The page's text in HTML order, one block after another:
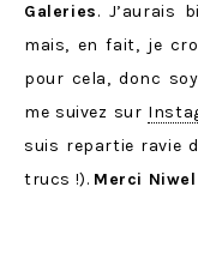
Galeries. J’aurais
mais, en fait, je
pour cela, donc
me suivez sur
suis repartie ravie
trucs !). Merci